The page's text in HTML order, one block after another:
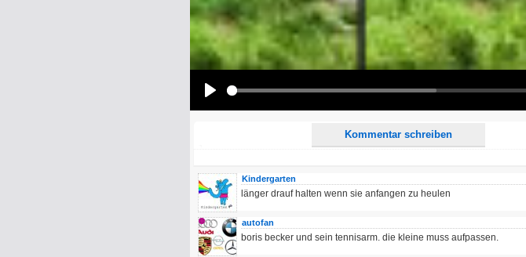
Kommentar schreiben
Alle HTML-Tags außer <br>, <strike> und <i> werden aus Deinem Kommentar entfernt.
URLs werden automatisch umgewandelt. Bitte verwende "www." oder "http://" in URLs
Ich möchte eine E-Mail, wenn auf dieser Seite weitere Kommentare erscheinen.
Kindergarten
länger drauf halten wenn sie anfangen zu heulen
autofan
boris becker und sein tennisarm. die kleine muss aufpassen.